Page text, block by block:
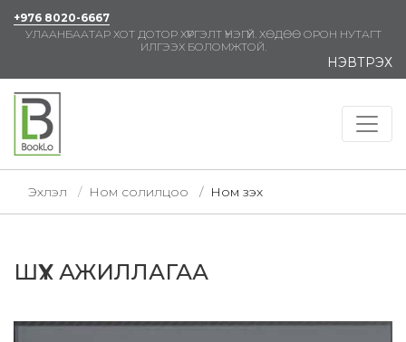
+976 8020-6667
УЛААНБААТАР ХОТ ДОТОР ХҮРГЭЛТ ҮНЭГҮЙ. ХӨДӨӨ ОРОН НУТАГТ
ИЛГЭЭХ БОЛОМЖТОЙ.
НЭВТРЭХ
Эхлэл Ном солилцоо Ном үзэх
ШҮҮХ АЖИЛЛАГАА